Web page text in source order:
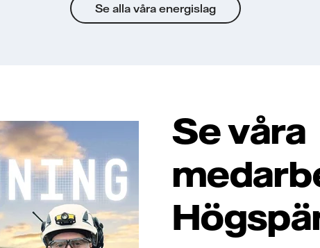
Se alla våra energislag
Se våra